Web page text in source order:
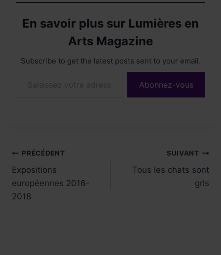
En savoir plus sur Lumières en
Arts Magazine
Subscribe to get the latest posts sent to your email.
Abonnez-vous
Navigation
de
l’article
PRÉCÉDENT
Expositions
européennes 2016-
2018
SUIVANT
Tous les chats sont
gris